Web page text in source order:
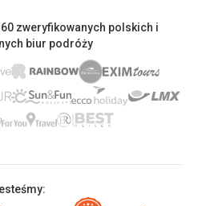
zweryfikowanych polskich i
biur podróży